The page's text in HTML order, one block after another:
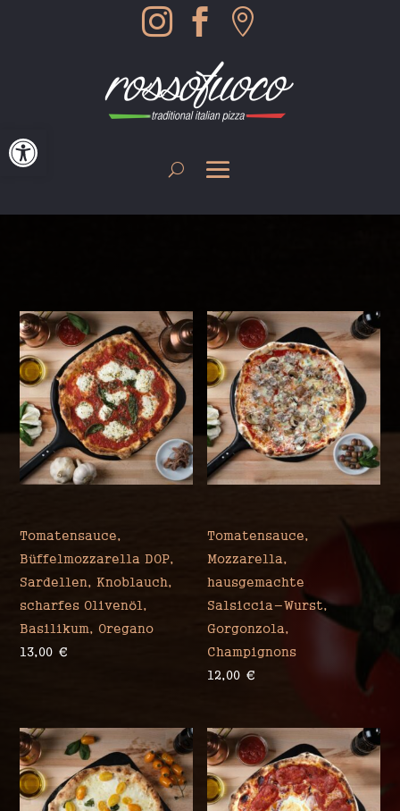
Werkzeugleiste öffnen
  
Tomatensauce,
Büffelmozzarella DOP,
Sardellen, Knoblauch,
scharfes Olivenöl,
Basilikum, Oregano
13,00€
Tomatensauce,
Mozzarella,
hausgemachte
Salsiccia-Wurst,
Gorgonzola,
Champignons
12,00€